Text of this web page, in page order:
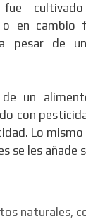
en cambio
pesar de
un
con
Lo mismo
se les añade
naturales,